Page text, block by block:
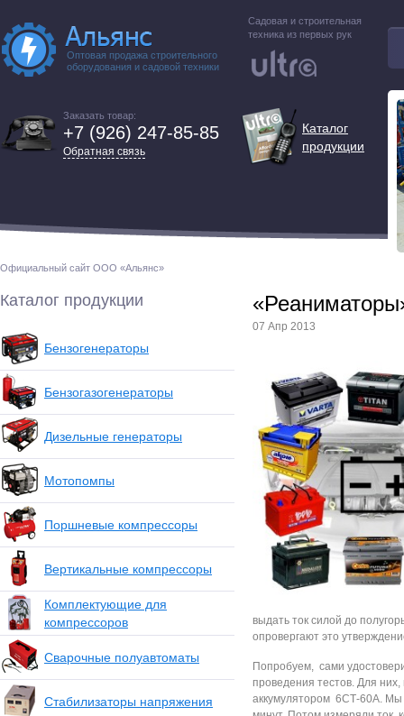
Оптовая продажа строительного
оборудования и садовой техники
Садовая и строительная
техника из первых рук
Заказать товар:
+7 (926) 247-85-85
Обратная связь
Каталог
продукции
Официальный сайт ООО «Альянс»
Каталог продукции
Бензогенераторы
Бензогазогенераторы
Дизельные генераторы
Мотопомпы
Поршневые компрессоры
Вертикальные компрессоры
Комплектующие для
компрессоров
Сварочные полуавтоматы
Стабилизаторы напряжения
07 Апр 2013
выдать ток силой до
опровергают это
Попробуем, сами
проведения тестов. Для
аккумулятором 6СТ-60А. Мы